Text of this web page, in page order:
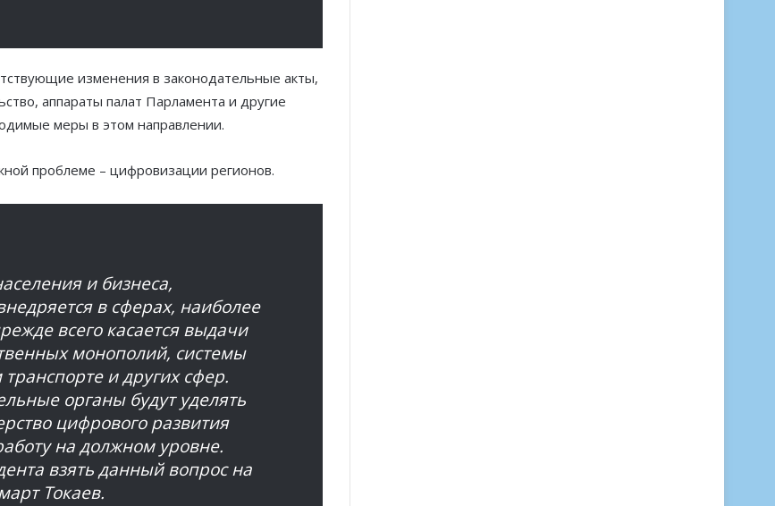
изменения в законодательные акты,
аппараты палат Парламента и другие
меры в этом направлении.
проблеме – цифровизации регионов.
и бизнеса,
в сферах, наиболее
всего касается выдачи
монополий, системы
и других сфер.
органы будут уделять
цифрового развития
на должном уровне.
взять данный вопрос на
Токаев.